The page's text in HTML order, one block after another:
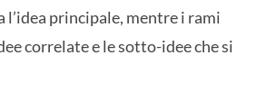
principale, mentre i rami
correlate e le sotto-idee che si